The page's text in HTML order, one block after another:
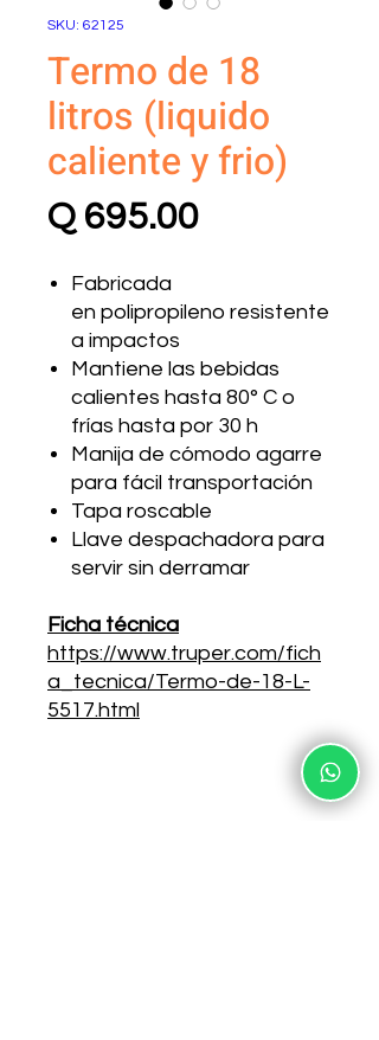
SKU: 62125
Termo de 18
litros (liquido
caliente y frio)
Q 695.00Precio
Fabricada
en polipropileno resistente
a impactos
Mantiene las bebidas
calientes hasta 80° C o
frías hasta por 30 h
Manija de cómodo agarre
para fácil transportación
Tapa roscable
Llave despachadora para
servir sin derramar
Ficha técnica
https://www.truper.com/fich
a_tecnica/Termo-de-18-L-
5517.html